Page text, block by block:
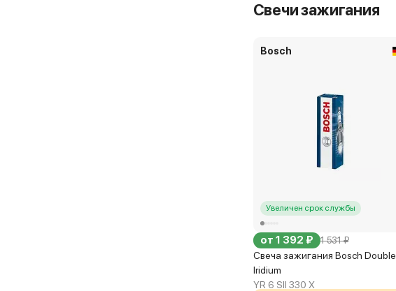
Свечи зажигания
Bosch
Увеличен срок службы
от 1 392 ₽ 1 531 ₽
Свеча зажигания Bosch Double
Iridium
YR 6 SII 330 X